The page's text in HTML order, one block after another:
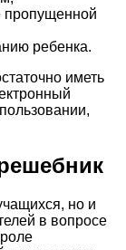
пропущенной
ребенка.
иметь
но и
в вопросе